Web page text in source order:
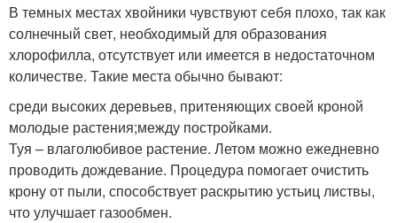
В темных местах хвойники чувствуют себя плохо, так как
солнечный свет, необходимый для образования
хлорофилла, отсутствует или имеется в недостаточном
количестве. Такие места обычно бывают:
среди высоких деревьев, притеняющих своей кроной
молодые растения;между постройками.
Туя – влаголюбивое растение. Летом можно ежедневно
проводить дождевание. Процедура помогает очистить
крону от пыли, способствует раскрытию устьиц листвы,
что улучшает газообмен.